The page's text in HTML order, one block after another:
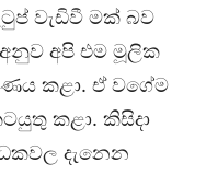
වැඩිවී මක් බව
අපි එම මූලික
කළා. ඒ වගේම
කළා. කිසිදා
දැනෙන